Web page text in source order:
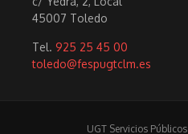
45007 Toledo
Tel. 925 25 45 00
toledo@fespugtclm.es
UGT Servicios